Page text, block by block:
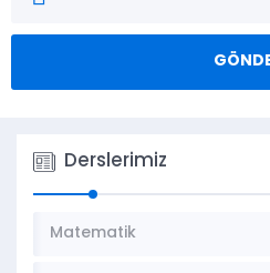
Derslerimiz
Matematik